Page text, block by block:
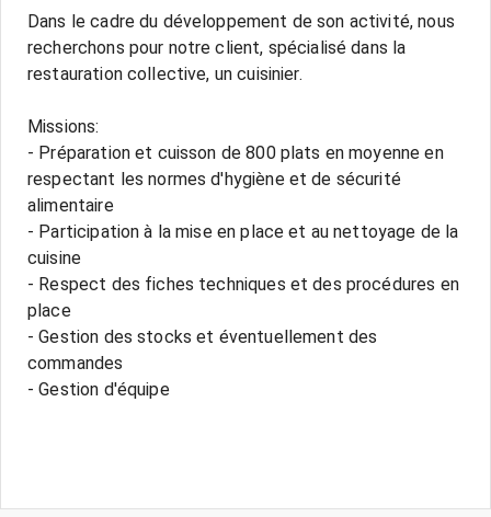
Dans le cadre du développement de son activité, nous
recherchons pour notre client, spécialisé dans la
restauration collective, un cuisinier.
Missions:
- Préparation et cuisson de 800 plats en moyenne en
respectant les normes d'hygiène et de sécurité
alimentaire
- Participation à la mise en place et au nettoyage de la
cuisine
- Respect des fiches techniques et des procédures en
place
- Gestion des stocks et éventuellement des
commandes
- Gestion d'équipe